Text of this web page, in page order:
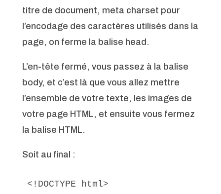
titre de document, meta charset pour
l’encodage des caractères utilisés dans la
page, on ferme la balise head.
L’en-tête fermé, vous passez à la balise
body, et c’est là que vous allez mettre
l’ensemble de votre texte, les images de
votre page HTML, et ensuite vous fermez
la balise HTML.
Soit au final :
<!DOCTYPE html>